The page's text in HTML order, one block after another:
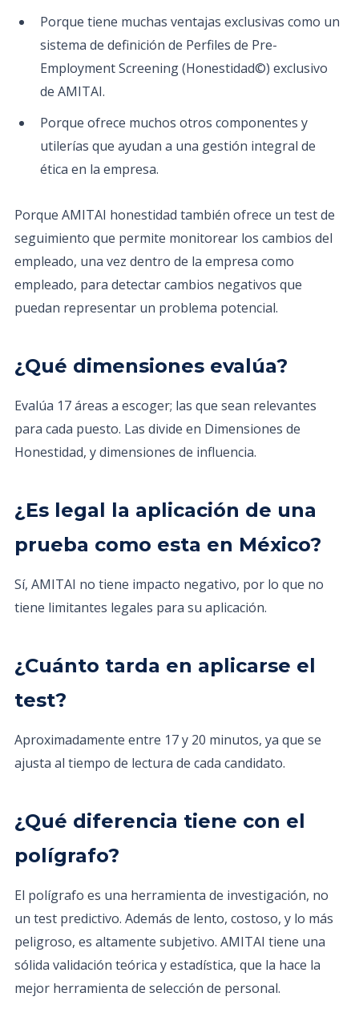
Porque tiene muchas ventajas exclusivas como un
sistema de definición de Perfiles de Pre-
Employment Screening (Honestidad©) exclusivo
de AMITAI.
Porque ofrece muchos otros componentes y
utilerías que ayudan a una gestión integral de
ética en la empresa.
Porque AMITAI honestidad también ofrece un test de
seguimiento que permite monitorear los cambios del
empleado, una vez dentro de la empresa como
empleado, para detectar cambios negativos que
puedan representar un problema potencial.
¿Qué dimensiones evalúa?
Evalúa 17 áreas a escoger; las que sean relevantes
para cada puesto. Las divide en Dimensiones de
Honestidad, y dimensiones de influencia.
¿Es legal la aplicación de una
prueba como esta en México?
Sí, AMITAI no tiene impacto negativo, por lo que no
tiene limitantes legales para su aplicación.
¿Cuánto tarda en aplicarse el
test?
Aproximadamente entre 17 y 20 minutos, ya que se
ajusta al tiempo de lectura de cada candidato.
¿Qué diferencia tiene con el
polígrafo?
El polígrafo es una herramienta de investigación, no
un test predictivo. Además de lento, costoso, y lo más
peligroso, es altamente subjetivo. AMITAI tiene una
sólida validación teórica y estadística, que la hace la
mejor herramienta de selección de personal.